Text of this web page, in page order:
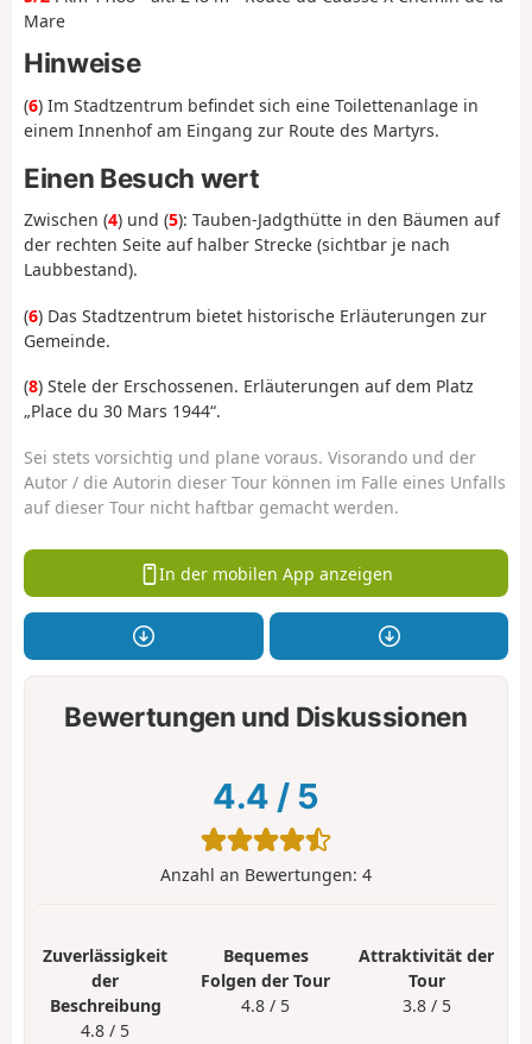
Mare
Hinweise
(6) Im Stadtzentrum befindet sich eine Toilettenanlage in
einem Innenhof am Eingang zur Route des Martyrs.
Einen Besuch wert
Zwischen (4) und (5): Tauben-Jadgthütte in den Bäumen auf
der rechten Seite auf halber Strecke (sichtbar je nach
Laubbestand).
(6) Das Stadtzentrum bietet historische Erläuterungen zur
Gemeinde.
(8) Stele der Erschossenen. Erläuterungen auf dem Platz
„Place du 30 Mars 1944“.
Sei stets vorsichtig und plane voraus. Visorando und der
Autor / die Autorin dieser Tour können im Falle eines Unfalls
auf dieser Tour nicht haftbar gemacht werden.
In der mobilen App anzeigen
Bewertungen und Diskussionen
4.4 / 5
Anzahl an Bewertungen: 4
Zuverlässigkeit
der
Beschreibung
4.8 / 5
Bequemes
Folgen der Tour
4.8 / 5
Attraktivität der
Tour
3.8 / 5